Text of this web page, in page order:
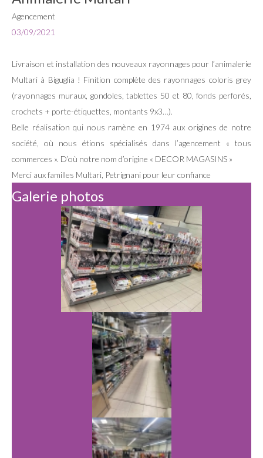
Agencement
03/09/2021
Livraison et installation des nouveaux rayonnages pour l’animalerie
Multari à Biguglia ! Finition complète des rayonnages coloris grey
(rayonnages muraux, gondoles, tablettes 50 et 80, fonds perforés,
crochets + porte-étiquettes, montants 9x3…).
Belle réalisation qui nous ramène en 1974 aux origines de notre
société, où nous étions spécialisés dans l’agencement « tous
commerces ». D’où notre nom d’origine « DECOR MAGASINS »
Merci aux familles Multari, Petrignani pour leur confiance
Galerie photos